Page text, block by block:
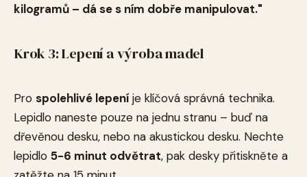
kilogramů – dá se s ním dobře manipulovat."
Krok 3: Lepení a výroba madel
Pro spolehlivé lepení je klíčová správná technika.
Lepidlo naneste pouze na jednu stranu – buď na
dřevěnou desku, nebo na akustickou desku. Nechte
lepidlo 5-6 minut odvětrat, pak desky přitiskněte a